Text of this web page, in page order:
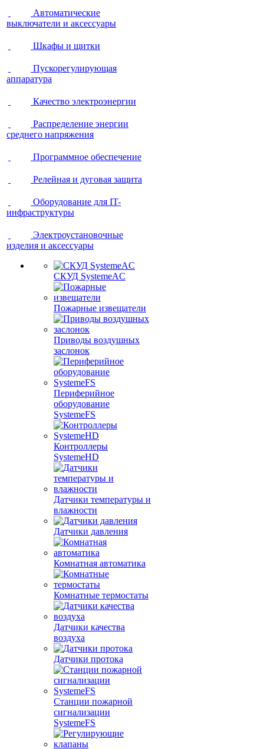
Автоматические
выключатели и аксессуары
Шкафы и щитки
Пускорегулирующая
аппаратура
Качество электроэнергии
Распределение энергии
среднего напряжения
Программное обеспечение
Релейная и дуговая защита
Оборудование для IT-
инфраструктуры
Электроустановочные
изделия и аксессуары
СКУД SystemeAC
Пожарные извещатели
Приводы воздушных
заслонок
Периферийное
оборудование
SystemeFS
Контроллеры
SystemeHD
Датчики температуры и
влажности
Датчики давления
Комнатная автоматика
Комнатные термостаты
Датчики качества
воздуха
Датчики протока
Станции пожарной
сигнализации
SystemeFS